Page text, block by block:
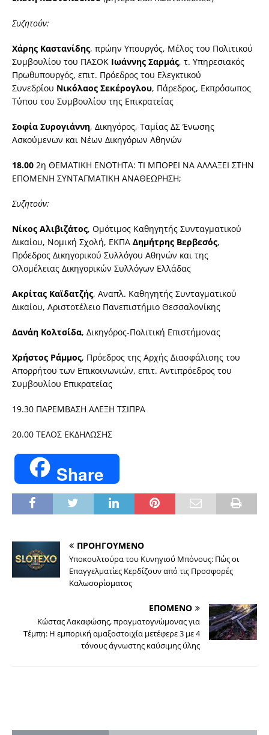
Συζητούν:
Χάρης Καστανίδης, πρώην Υπουργός, Μέλος του Πολιτικού
Συμβουλίου του ΠΑΣΟΚ Ιωάννης Σαρμάς, τ. Υπηρεσιακός
Πρωθυπουργός, επιτ. Πρόεδρος του Ελεγκτικού
Συνεδρίου Νικόλαος Σεκέρογλου, Πάρεδρος, Εκπρόσωπος
Τύπου του Συμβουλίου της Επικρατείας
Σοφία Συρογιάννη, Δικηγόρος, Ταμίας ΔΣ Ένωσης
Ασκούμενων και Νέων Δικηγόρων Αθηνών
18.00 2η ΘΕΜΑΤΙΚΗ ΕΝΟΤΗΤΑ: ΤΙ ΜΠΟΡΕΙ ΝΑ ΑΛΛΑΞΕΙ ΣΤΗΝ
ΕΠΟΜΕΝΗ ΣΥΝΤΑΓΜΑΤΙΚΗ ΑΝΑΘΕΩΡΗΣΗ;
Συζητούν:
Νίκος Αλιβιζάτος, Ομότιμος Καθηγητής Συνταγματικού
Δικαίου, Νομική Σχολή, ΕΚΠΑ Δημήτρης Βερβεσός,
Πρόεδρος Δικηγορικού Συλλόγου Αθηνών και της
Ολομέλειας Δικηγορικών Συλλόγων Ελλάδας
Ακρίτας Καϊδατζής, Αναπλ. Καθηγητής Συνταγματικού
Δικαίου, Αριστοτέλειο Πανεπιστήμιο Θεσσαλονίκης
Δανάη Κολτσίδα, Δικηγόρος-Πολιτική Επιστήμονας
Χρήστος Ράμμος, Πρόεδρος της Αρχής Διασφάλισης του
Απορρήτου των Επικοινωνιών, επιτ. Αντιπρόεδρος του
Συμβουλίου Επικρατείας
19.30 ΠΑΡΕΜΒΑΣΗ ΑΛΕΞΗ ΤΣΙΠΡΑ
20.00 ΤΕΛΟΣ ΕΚΔΗΛΩΣΗΣ
Share
ΠΡΟΗΓΟΥΜΕΝΟ
Υποκουλτούρα του Κυνηγιού Μπόνους: Πώς οι
Επαγγελματίες Κερδίζουν από τις Προσφορές
Καλωσορίσματος
ΕΠΟΜΕΝΟ
Κώστας Λακαφώσης, πραγματογνώμονας για
Τέμπη: Η εμπορική αμαξοστοιχία μετέφερε 3 με 4
τόνους άγνωστης καύσιμης ύλης